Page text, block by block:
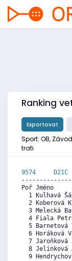
Ranking
Exportovat
Sport: OB,
trati
9574 D21C
Poř Jméno
1
2
3
4
5
6
7
8
9